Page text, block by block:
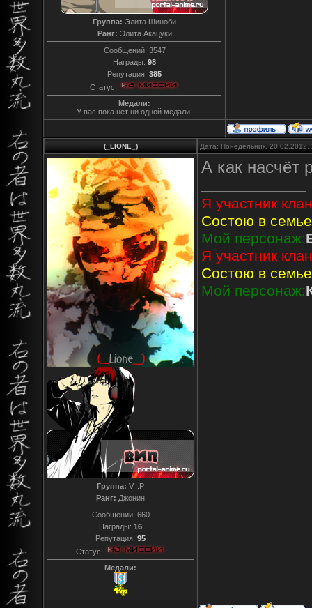
Группа: Элита Шиноби
Ранг: Элита Акацуки
Сообщений: 3547
Награды: 98
Репутация: 385
Статус:
Медали:
У вас пока нет ни одной медали.
(_LIONE_) Дата: Понедельник,
Группа: V.I.P
Ранг: Джонин
Сообщений: 660
Награды: 16
Репутация: 95
Статус:
Медали:
А как насчёт
Я участник
Состою в
Мой персонаж:
Я участник
Состою в
Мой персонаж: